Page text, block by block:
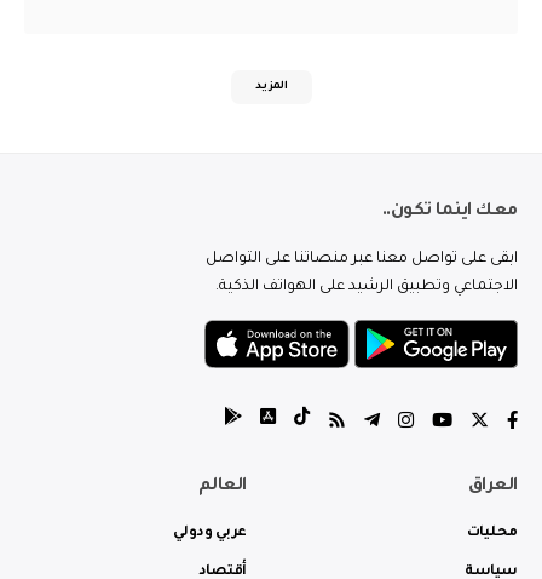
المزيد
معك اينما تكون..
ابقى على تواصل معنا عبر منصاتنا على التواصل
الاجتماعي وتطبيق الرشيد على الهواتف الذكية.
العراق
محليات
سياسة
العالم
عربي ودولي
أقتصاد